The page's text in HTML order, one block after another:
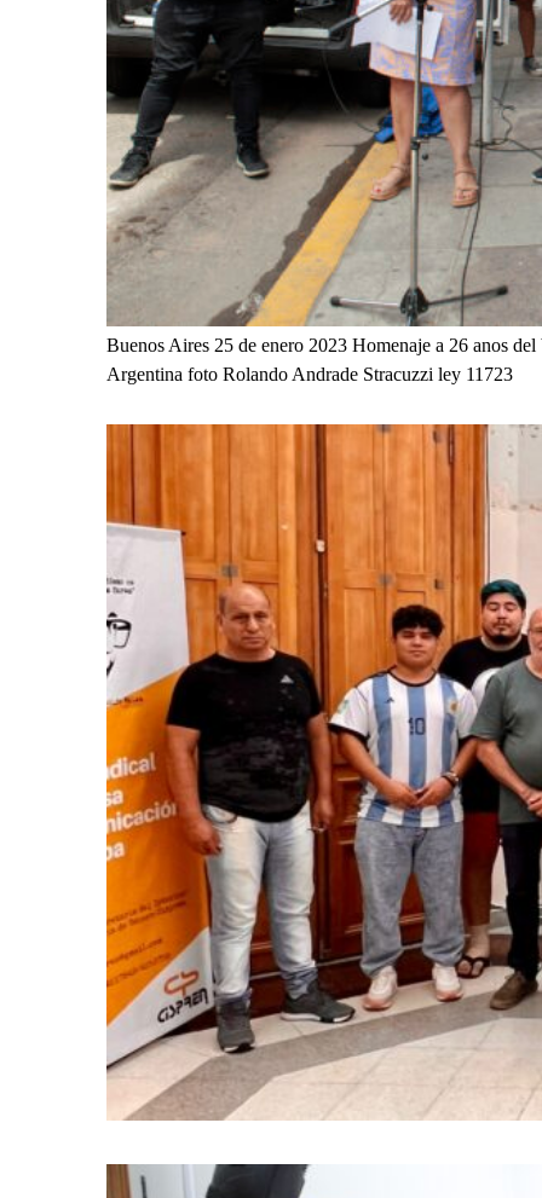
Buenos Aires 25 de enero 2023 Homenaje a 26 anos
Argentina foto Rolando Andrade Stracuzzi ley 11723